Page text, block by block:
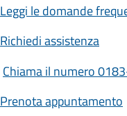
Leggi le domande
Richiedi assistenza
Chiama il numero
Prenota appuntamento